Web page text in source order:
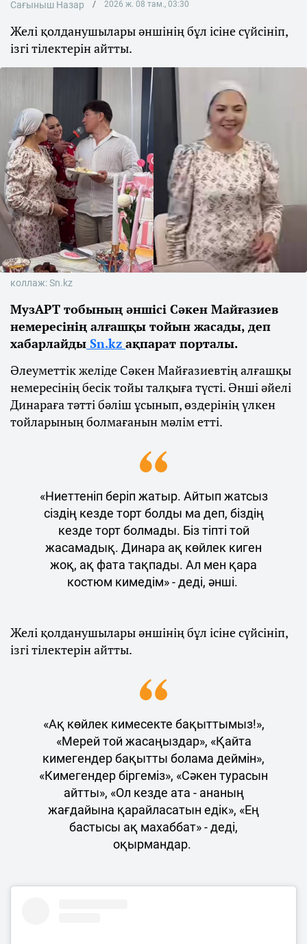
Сағыныш Назар 2026 ж. 08 там., 03:30
Желі қолданушылары әншінің бұл ісіне сүйсініп,
ізгі тілектерін айтты.
коллаж: Sn.kz
МузАРТ тобының әншісі Сәкен Майғазиев
немересінің алғашқы тойын жасады, деп
хабарлайды Sn.kz ақпарат порталы.
Әлеуметтік желіде Сәкен Майғазиевтің алғашқы
немересінің бесік тойы талқыға түсті. Әнші әйелі
Динараға тәтті бәліш ұсынып, өздерінің үлкен
тойларының болмағанын мәлім етті.
«Ниеттеніп беріп жатыр. Айтып жатсыз
сіздің кезде торт болды ма деп, біздің
кезде торт болмады. Біз тіпті той
жасамадық. Динара ақ көйлек киген
жоқ, ақ фата тақпады. Ал мен қара
костюм кимедім» - деді, әнші.
Желі қолданушылары әншінің бұл ісіне сүйсініп,
ізгі тілектерін айтты.
«Ақ көйлек кимесекте бақыттымыз!»,
«Мерей той жасаңыздар», «Қайта
кимегендер бақытты болама деймін»,
«Кимегендер біргеміз», «Сәкен турасын
айтты», «Ол кезде ата - ананың
жағдайына қарайласатын едік», «Ең
бастысы ақ махаббат» - деді,
оқырмандар.